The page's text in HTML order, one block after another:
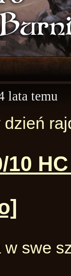
lata temu
10
w swe